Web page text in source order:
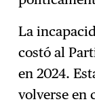
La
costó al
en 2024.
volverse en